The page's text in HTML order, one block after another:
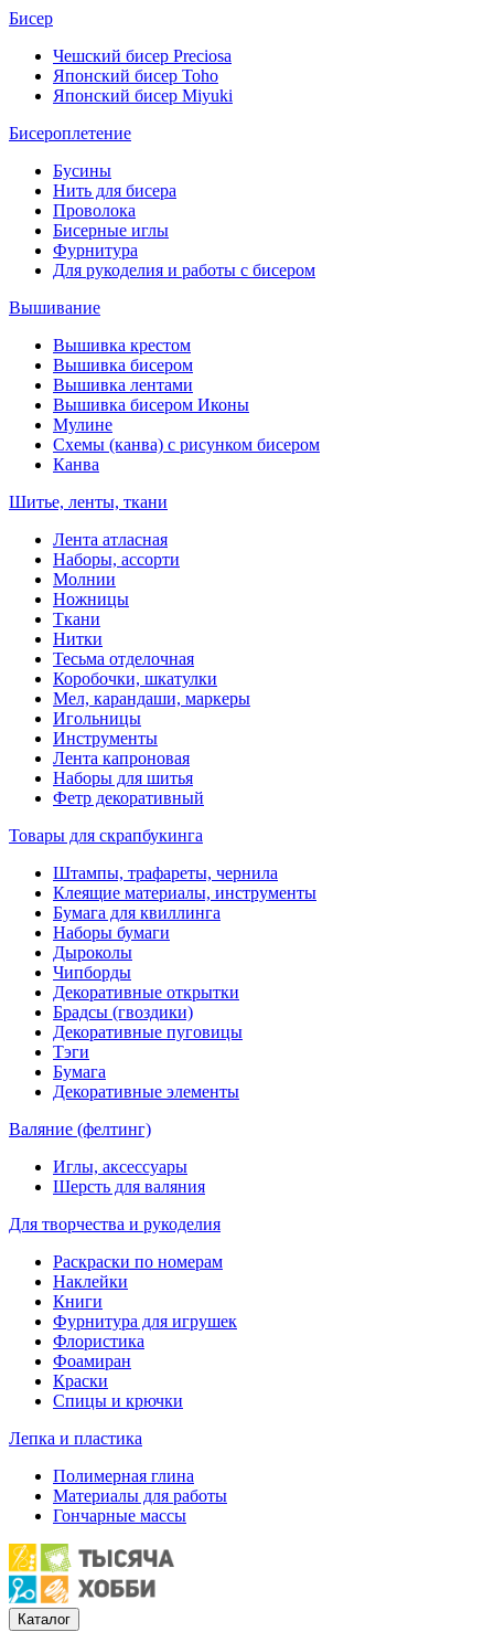
Бисер
Чешский бисер Preciosa
Японский бисер Toho
Японский бисер Miyuki
Бисероплетение
Бусины
Нить для бисера
Проволока
Бисерные иглы
Фурнитура
Для рукоделия и работы с бисером
Вышивание
Вышивка крестом
Вышивка бисером
Вышивка лентами
Вышивка бисером Иконы
Мулине
Схемы (канва) с рисунком бисером
Канва
Шитье, ленты, ткани
Лента атласная
Наборы, ассорти
Молнии
Ножницы
Ткани
Нитки
Тесьма отделочная
Коробочки, шкатулки
Мел, карандаши, маркеры
Игольницы
Инструменты
Лента капроновая
Наборы для шитья
Фетр декоративный
Товары для скрапбукинга
Штампы, трафареты, чернила
Клеящие материалы, инструменты
Бумага для квиллинга
Наборы бумаги
Дыроколы
Чипборды
Декоративные открытки
Брадсы (гвоздики)
Декоративные пуговицы
Тэги
Бумага
Декоративные элементы
Валяние (фелтинг)
Иглы, аксессуары
Шерсть для валяния
Для творчества и рукоделия
Раскраски по номерам
Наклейки
Книги
Фурнитура для игрушек
Флористика
Фоамиран
Краски
Спицы и крючки
Лепка и пластика
Полимерная глина
Материалы для работы
Гончарные массы
Каталог